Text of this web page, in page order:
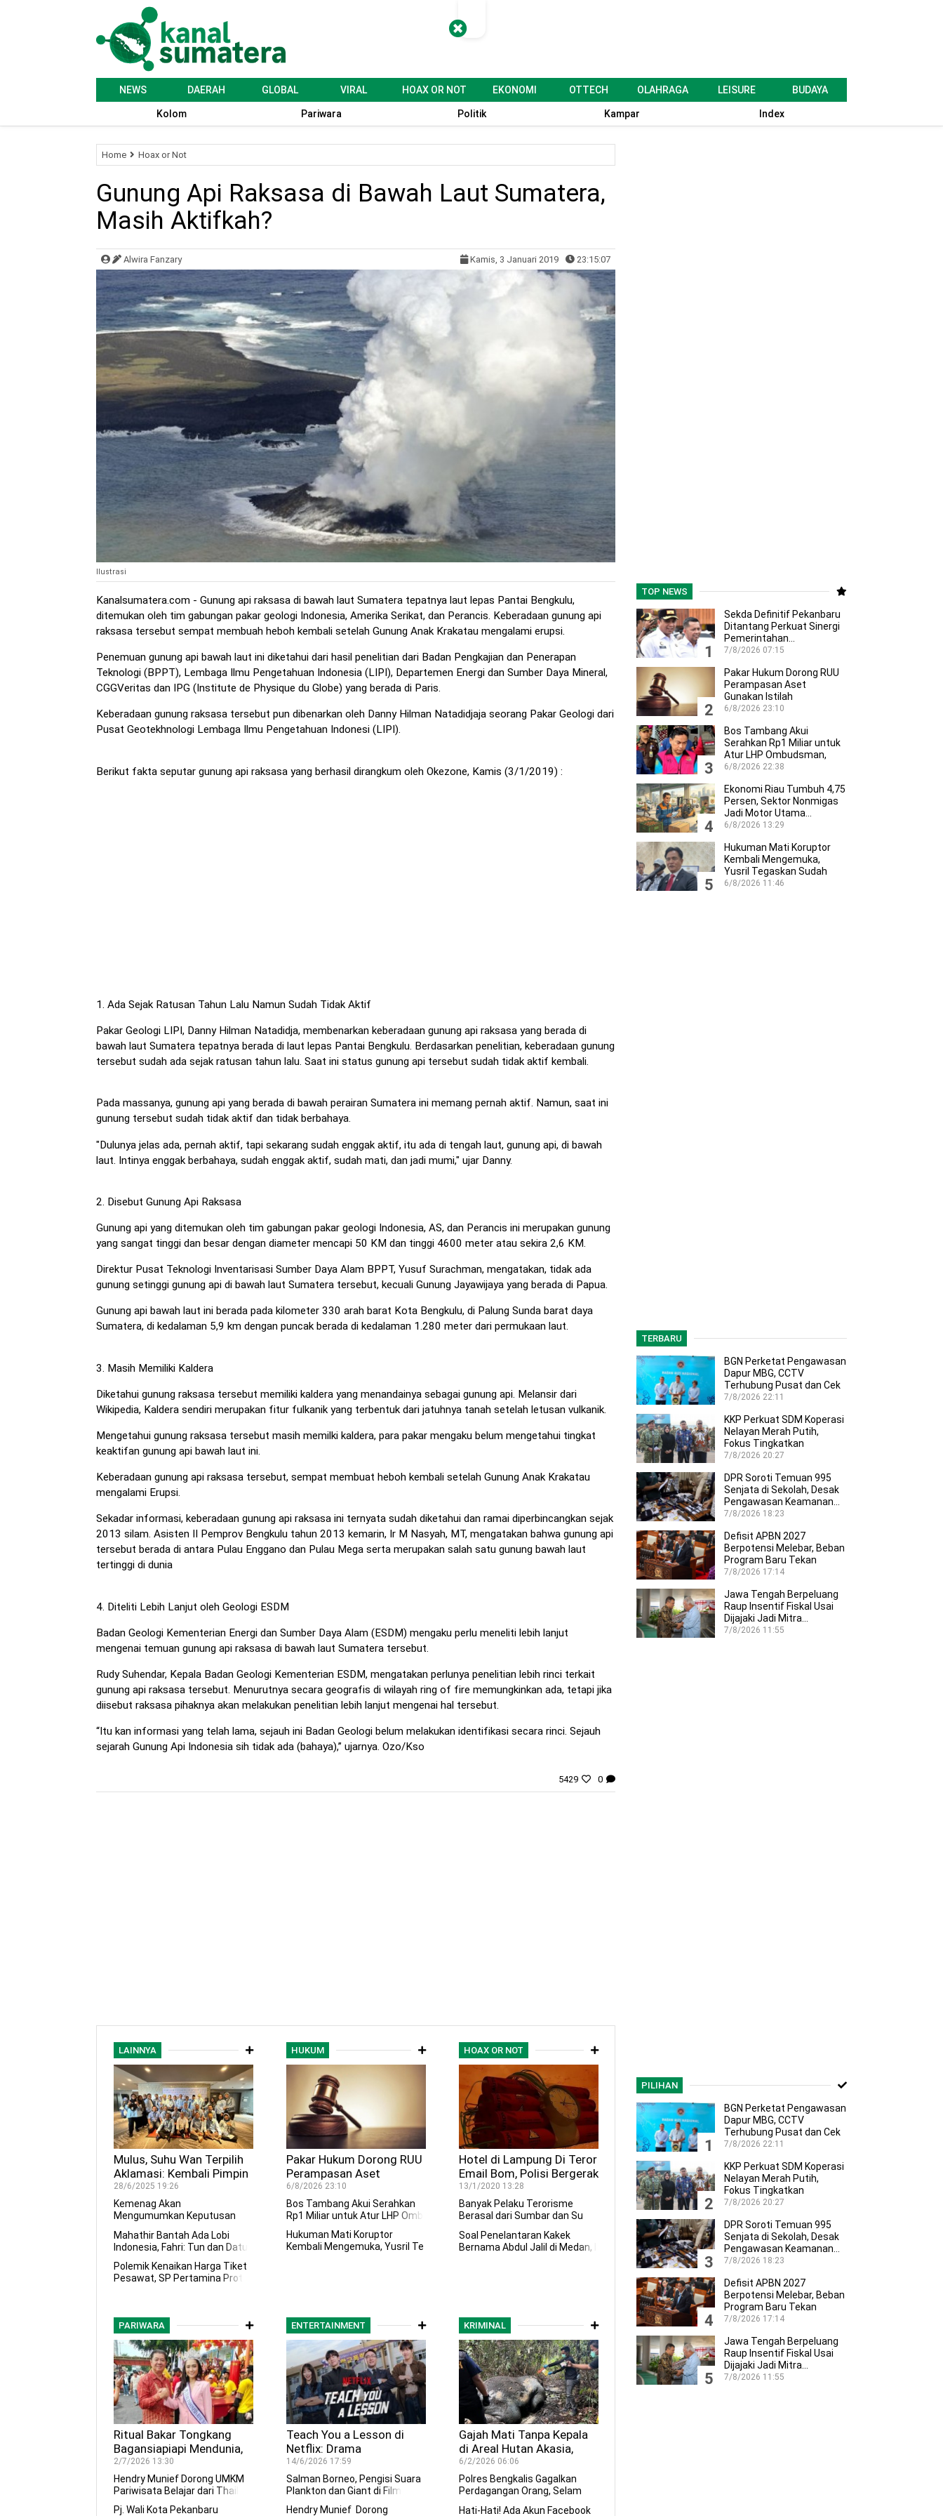
NEWS DAERAH GLOBAL VIRAL HOAX OR NOT EKONOMI OTTECH OLAHRAGA LEISURE BUDAYA
Kolom Pariwara Politik Kampar Index
Home Hoax or Not
Gunung Api Raksasa di Bawah Laut Sumatera,
Masih Aktifkah?
Alwira Fanzary Kamis, 3 Januari 2019 23:15:07
Ilustrasi
Kanalsumatera.com - Gunung api raksasa di bawah laut Sumatera tepatnya laut lepas Pantai Bengkulu,
ditemukan oleh tim gabungan pakar geologi Indonesia, Amerika Serikat, dan Perancis. Keberadaan gunung api
raksasa tersebut sempat membuah heboh kembali setelah Gunung Anak Krakatau mengalami erupsi.
Penemuan gunung api bawah laut ini diketahui dari hasil penelitian dari Badan Pengkajian dan Penerapan
Teknologi (BPPT), Lembaga Ilmu Pengetahuan Indonesia (LIPI), Departemen Energi dan Sumber Daya Mineral,
CGGVeritas dan IPG (Institute de Physique du Globe) yang berada di Paris.
Keberadaan gunung raksasa tersebut pun dibenarkan oleh Danny Hilman Natadidjaja seorang Pakar Geologi dari
Pusat Geotekhnologi Lembaga Ilmu Pengetahuan Indonesi (LIPI).
Berikut fakta seputar gunung api raksasa yang berhasil dirangkum oleh Okezone, Kamis (3/1/2019) :
1. Ada Sejak Ratusan Tahun Lalu Namun Sudah Tidak Aktif
Pakar Geologi LIPI, Danny Hilman Natadidja, membenarkan keberadaan gunung api raksasa yang berada di
bawah laut Sumatera tepatnya berada di laut lepas Pantai Bengkulu. Berdasarkan penelitian, keberadaan gunung
tersebut sudah ada sejak ratusan tahun lalu. Saat ini status gunung api tersebut sudah tidak aktif kembali.
Pada massanya, gunung api yang berada di bawah perairan Sumatera ini memang pernah aktif. Namun, saat ini
gunung tersebut sudah tidak aktif dan tidak berbahaya.
"Dulunya jelas ada, pernah aktif, tapi sekarang sudah enggak aktif, itu ada di tengah laut, gunung api, di bawah
laut. Intinya enggak berbahaya, sudah enggak aktif, sudah mati, dan jadi mumi," ujar Danny.
2. Disebut Gunung Api Raksasa
Gunung api yang ditemukan oleh tim gabungan pakar geologi Indonesia, AS, dan Perancis ini merupakan gunung
yang sangat tinggi dan besar dengan diameter mencapi 50 KM dan tinggi 4600 meter atau sekira 2,6 KM.
Direktur Pusat Teknologi Inventarisasi Sumber Daya Alam BPPT, Yusuf Surachman, mengatakan, tidak ada
gunung setinggi gunung api di bawah laut Sumatera tersebut, kecuali Gunung Jayawijaya yang berada di Papua.
Gunung api bawah laut ini berada pada kilometer 330 arah barat Kota Bengkulu, di Palung Sunda barat daya
Sumatera, di kedalaman 5,9 km dengan puncak berada di kedalaman 1.280 meter dari permukaan laut.
3. Masih Memiliki Kaldera
Diketahui gunung raksasa tersebut memiliki kaldera yang menandainya sebagai gunung api. Melansir dari
Wikipedia, Kaldera sendiri merupakan fitur fulkanik yang terbentuk dari jatuhnya tanah setelah letusan vulkanik.
Mengetahui gunung raksasa tersebut masih memilki kaldera, para pakar mengaku belum mengetahui tingkat
keaktifan gunung api bawah laut ini.
Keberadaan gunung api raksasa tersebut, sempat membuat heboh kembali setelah Gunung Anak Krakatau
mengalami Erupsi.
Sekadar informasi, keberadaan gunung api raksasa ini ternyata sudah diketahui dan ramai diperbincangkan sejak
2013 silam. Asisten II Pemprov Bengkulu tahun 2013 kemarin, Ir M Nasyah, MT, mengatakan bahwa gunung api
tersebut berada di antara Pulau Enggano dan Pulau Mega serta merupakan salah satu gunung bawah laut
tertinggi di dunia
4. Diteliti Lebih Lanjut oleh Geologi ESDM
Badan Geologi Kementerian Energi dan Sumber Daya Alam (ESDM) mengaku perlu meneliti lebih lanjut
mengenai temuan gunung api raksasa di bawah laut Sumatera tersebut.
Rudy Suhendar, Kepala Badan Geologi Kementerian ESDM, mengatakan perlunya penelitian lebih rinci terkait
gunung api raksasa tersebut. Menurutnya secara geografis di wilayah ring of fire memungkinkan ada, tetapi jika
diisebut raksasa pihaknya akan melakukan penelitian lebih lanjut mengenai hal tersebut.
“Itu kan informasi yang telah lama, sejauh ini Badan Geologi belum melakukan identifikasi secara rinci. Sejauh
sejarah Gunung Api Indonesia sih tidak ada (bahaya),” ujarnya. Ozo/Kso
5429 0
LAINNYA
Mulus, Suhu Wan Terpilih
Aklamasi: Kembali Pimpin
IKA Unri Empat Tahun
Kedepan
28/6/2025 19:26
Kemenag Akan
Mengumumkan Keputusan
Mahathir Bantah Ada Lobi
Indonesia, Fahri: Tun dan Datu
Polemik Kenaikan Harga Tiket
Pesawat, SP Pertamina Prot
HUKUM
Pakar Hukum Dorong RUU
Perampasan Aset
Gunakan Istilah Pemulihan
Demi Kepastian Hukum
6/8/2026 23:10
Bos Tambang Akui Serahkan
Rp1 Miliar untuk Atur LH P Omb
Hukuman Mati Koruptor
Kembali Mengemuka, Yusril Te
HOAX OR NOT
Hotel di Lampung Di Teror
Email Bom, Polisi Bergerak
13/1/2020 13:28
Banyak Pelaku Terorisme
Berasal dari Sumbar dan Su
Soal Penelantaran Kakek
Bernama Abdul Jalil di Medan, I
PARIWARA
Ritual Bakar Tongkang
Bagansiapiapi Mendunia,
Tradisi Sejak 1820 Jadi
Magnet Wisata
Internasional
2/7/2026 13:30
Hendry Munief Dorong UMKM
Pariwisata Belajar dari Thail
Pj. Wali Kota Pekanbaru
ENTERTAINMENT
Teach You a Lesson di
Netflix: Drama
Kontroversial yang
Menampar Keras Dunia
Pendidikan
14/6/2026 17:59
Salman Borneo, Pengisi Suara
Plankton dan Giant di Film
Hendry Munief Dorong
KRIMINAL
Gajah Mati Tanpa Kepala
di Areal Hutan Akasia,
Polda Riau Selidiki dan
Buru Pelaku
6/2/2026 06:06
Polres Bengkalis Gagalkan
Perdagangan Orang, Selam
Hati-Hati! Ada Akun Facebook
TOP NEWS
1
Sekda Definitif Pekanbaru
Ditantang Perkuat Sinergi
Pemerintahan…
7/8/2026 07:15
2
Pakar Hukum Dorong RUU
Perampasan Aset
Gunakan Istilah
Pemulihan…
6/8/2026 23:10
3
Bos Tambang Akui
Serahkan Rp1 Miliar untuk
Atur LHP Ombudsman,
Fakta…
6/8/2026 22:38
4
Ekonomi Riau Tumbuh 4,75
Persen, Sektor Nonmigas
Jadi Motor Utama…
6/8/2026 13:29
5
Hukuman Mati Koruptor
Kembali Mengemuka,
Yusril Tegaskan Sudah
Diatur…
6/8/2026 11:46
TERBARU
BGN Perketat Pengawasan
Dapur MBG, CCTV
Terhubung Pusat dan Cek
Kesehatan…
7/8/2026 22:11
KKP Perkuat SDM Koperasi
Nelayan Merah Putih,
Fokus Tingkatkan
Profesionalisme…
7/8/2026 20:27
DPR Soroti Temuan 995
Senjata di Sekolah, Desak
Pengawasan Keamanan…
7/8/2026 18:23
Defisit APBN 2027
Berpotensi Melebar, Beban
Program Baru Tekan
Ruang…
7/8/2026 17:14
Jawa Tengah Berpeluang
Raup Insentif Fiskal Usai
Dijajaki Jadi Mitra…
7/8/2026 11:55
PILIHAN
1
BGN Perketat Pengawasan
Dapur MBG, CCTV
Terhubung Pusat dan Cek
Kesehatan…
7/8/2026 22:11
2
KKP Perkuat SDM Koperasi
Nelayan Merah Putih,
Fokus Tingkatkan
Profesionalisme…
7/8/2026 20:27
3
DPR Soroti Temuan 995
Senjata di Sekolah, Desak
Pengawasan Keamanan…
7/8/2026 18:23
4
Defisit APBN 2027
Berpotensi Melebar, Beban
Program Baru Tekan
Ruang…
7/8/2026 17:14
5
Jawa Tengah Berpeluang
Raup Insentif Fiskal Usai
Dijajaki Jadi Mitra…
7/8/2026 11:55